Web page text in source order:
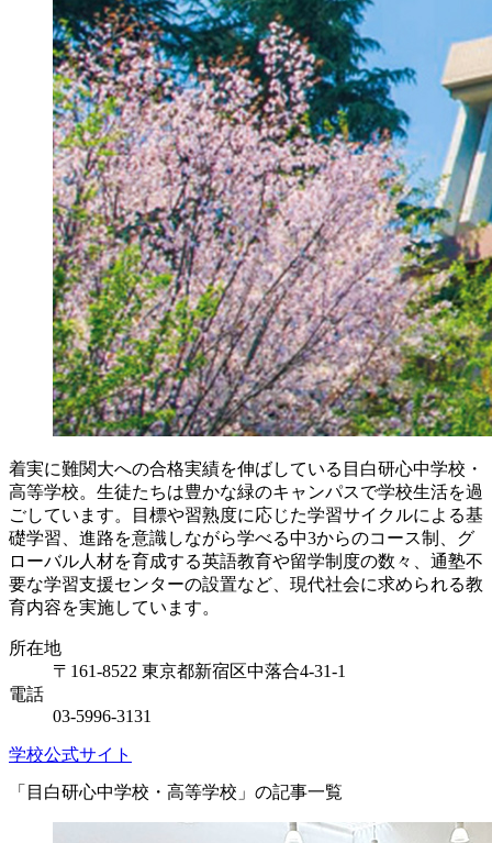
着実に難関大への合格実績を伸ばしている目白研心中学校・
高等学校。生徒たちは豊かな緑のキャンパスで学校生活を過
ごしています。目標や習熟度に応じた学習サイクルによる基
礎学習、進路を意識しながら学べる中3からのコース制、グ
ローバル人材を育成する英語教育や留学制度の数々、通塾不
要な学習支援センターの設置など、現代社会に求められる教
育内容を実施しています。
所在地
〒161-8522 東京都新宿区中落合4-31-1
電話
03-5996-3131
学校公式サイト
「目白研心中学校・高等学校」の記事一覧